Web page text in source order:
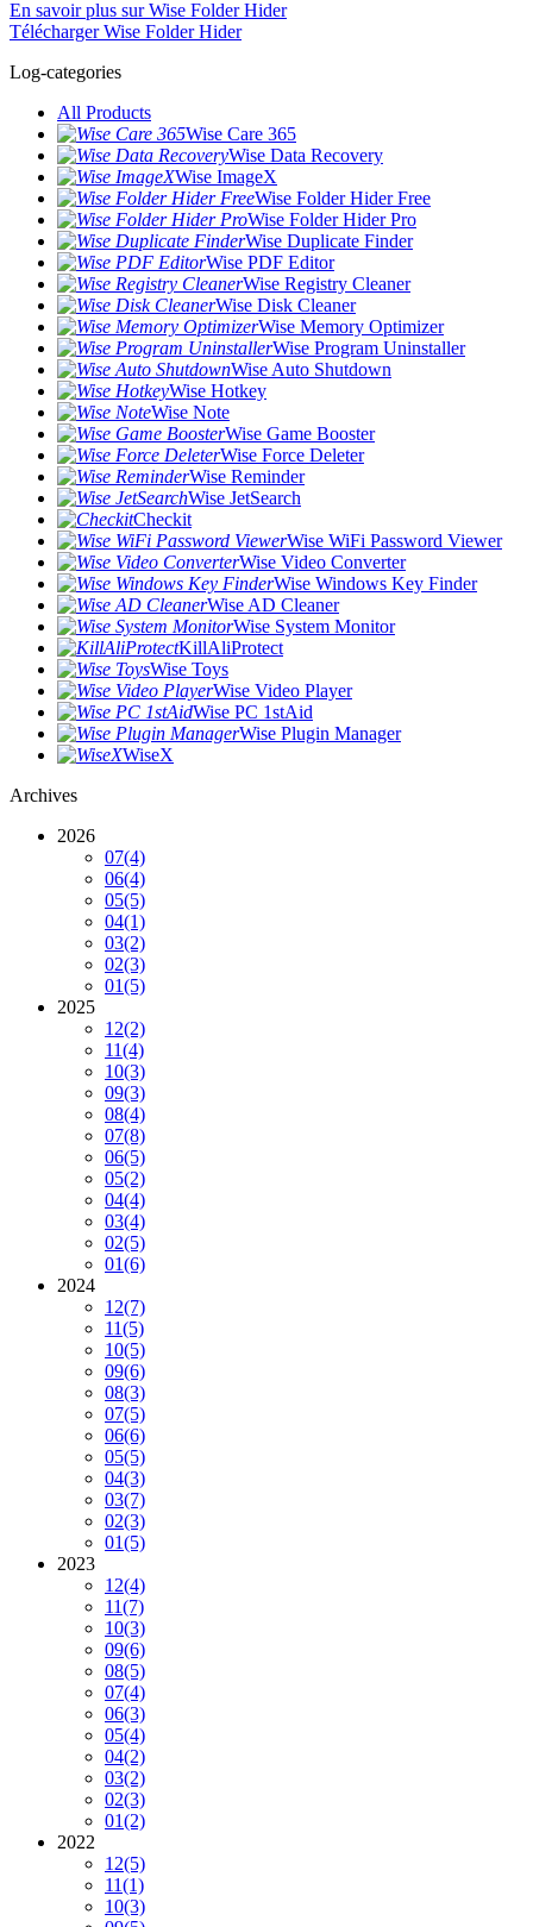
En savoir plus sur Wise Folder Hider
Télécharger Wise Folder Hider
Log-categories
All Products
Wise Care 365
Wise Data Recovery
Wise ImageX
Wise Folder Hider Free
Wise Folder Hider Pro
Wise Duplicate Finder
Wise PDF Editor
Wise Registry Cleaner
Wise Disk Cleaner
Wise Memory Optimizer
Wise Program Uninstaller
Wise Auto Shutdown
Wise Hotkey
Wise Note
Wise Game Booster
Wise Force Deleter
Wise Reminder
Wise JetSearch
Checkit
Wise WiFi Password Viewer
Wise Video Converter
Wise Windows Key Finder
Wise AD Cleaner
Wise System Monitor
KillAliProtect
Wise Toys
Wise Video Player
Wise PC 1stAid
Wise Plugin Manager
WiseX
Archives
2026
07(4)
06(4)
05(5)
04(1)
03(2)
02(3)
01(5)
2025
12(2)
11(4)
10(3)
09(3)
08(4)
07(8)
06(5)
05(2)
04(4)
03(4)
02(5)
01(6)
2024
12(7)
11(5)
10(5)
09(6)
08(3)
07(5)
06(6)
05(5)
04(3)
03(7)
02(3)
01(5)
2023
12(4)
11(7)
10(3)
09(6)
08(5)
07(4)
06(3)
05(4)
04(2)
03(2)
02(3)
01(2)
2022
12(5)
11(1)
10(3)